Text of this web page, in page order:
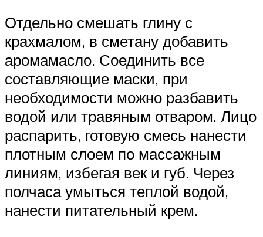
Отдельно смешать глину с
крахмалом, в сметану добавить
аромамасло. Соединить все
составляющие маски, при
необходимости можно разбавить
водой или травяным отваром. Лицо
распарить, готовую смесь нанести
плотным слоем по массажным
линиям, избегая век и губ. Через
полчаса умыться теплой водой,
нанести питательный крем.